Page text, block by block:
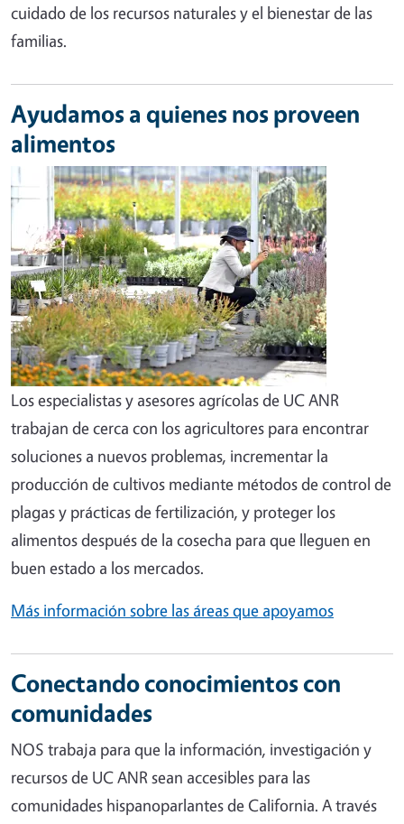
cuidado de los recursos naturales y el bienestar de las
familias.
Ayudamos a quienes nos proveen
alimentos
Los especialistas y asesores agrícolas de UC ANR
trabajan de cerca con los agricultores para encontrar
soluciones a nuevos problemas, incrementar la
producción de cultivos mediante métodos de control de
plagas y prácticas de fertilización, y proteger los
alimentos después de la cosecha para que lleguen en
buen estado a los mercados.
Más información sobre las áreas que apoyamos
Conectando conocimientos con
comunidades
NOS trabaja para que la información, investigación y
recursos de UC ANR sean accesibles para las
comunidades hispanoparlantes de California. A través